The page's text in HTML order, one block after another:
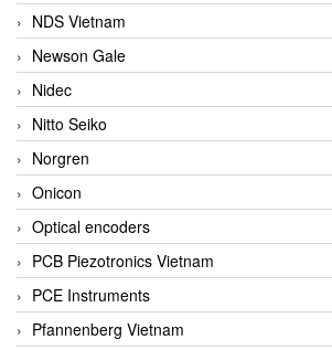
NDS Vietnam
Newson Gale
Nidec
Nitto Seiko
Norgren
Onicon
Optical encoders
PCB Piezotronics Vietnam
PCE Instruments
Pfannenberg Vietnam